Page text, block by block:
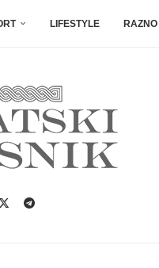
LIFESTYLE RAZNO